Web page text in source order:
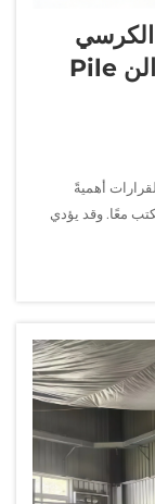
المستخدمة على السجاد عالي الن Pile
أهميةً
معًا. وقد يؤدي
استقرار